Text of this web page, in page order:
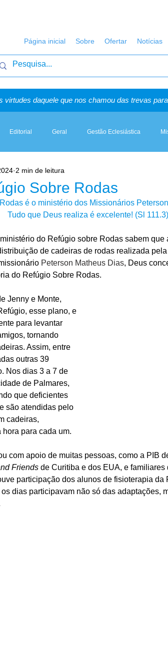
Página inicial Sobre Ofertar Notícias
virtudes daquele que nos chamou das trevas
Editorial Geral Gestão Eclesiástica
Artigos, Sermões & Esboços
Sobre Rodas
2 min de leitura
é o ministério dos Missionários
Tudo que Deus realiza é excelente! (Sl
do Refúgio sobre Rodas sabem que
de cadeiras de rodas realizada pela
Peterson Matheus Dias, Deus
do Refúgio Sobre Rodas.
Jenny e Monte,
esse plano, e
para levantar
tornando
Assim, entre
outras 39
Nos dias 3 a 7 de
de Palmares,
que deficientes
são atendidas pelo
cadeiras,
para cada um.
com apoio de muitas pessoas, como a PIB
Friends de Curitiba e dos EUA, e
participação dos alunos de fisioterapia da
dias participavam não só das adaptações,